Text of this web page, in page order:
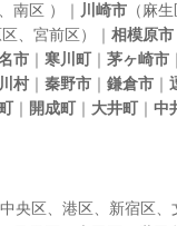
南区 ）｜ 川崎市 （麻生
宮前区）｜ 相模原市
市 ｜ 寒川町｜ 茅ヶ崎市 ｜
村｜ 秦野市 ｜ 鎌倉市 ｜
｜ 開成町｜ 大井町｜ 中
中央区 港区 新宿区